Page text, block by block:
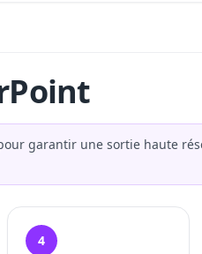
garantir une sortie haute
4